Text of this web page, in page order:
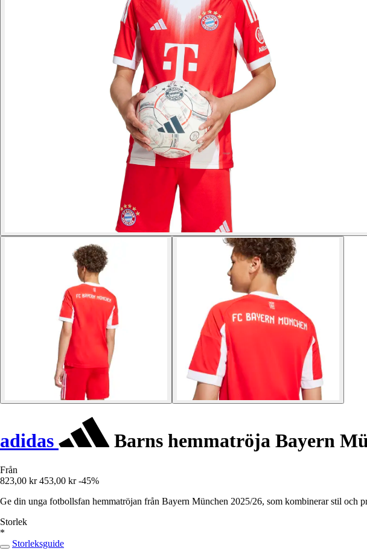
adidas Barns hemmatröja Bayern
Från
823,00 kr 453,00 kr -45%
Ge din unga fotbollsfan hemmatröjan från Bayern München 2025/26, som kombinerar stil och
Storlek
*
Storleksguide